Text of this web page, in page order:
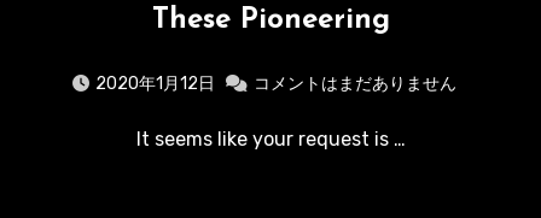
These Pioneering
2020年1月12日 コメントはまだありません
It seems like your request is …